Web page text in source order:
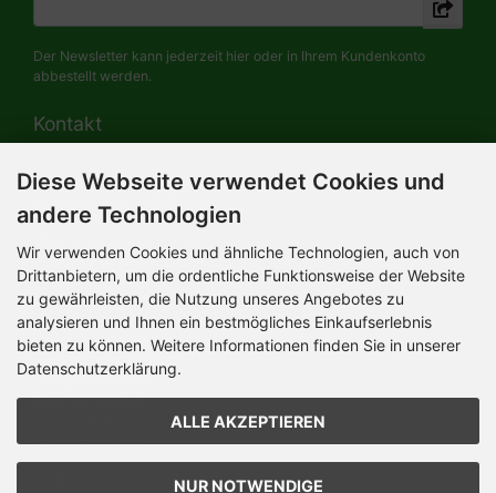
Der Newsletter kann jederzeit hier oder in Ihrem Kundenkonto
abbestellt werden.
Kontakt
HERMANN-Spielwaren GmbH
Werksverkauf / Postadresse:
Im Grund 9-11
Mo-Do 8.00 bis 16.30 Uhr
Bürozeiten:
Mo-Do 8.00 bis 16.30 Uhr
Fr 8.00 bis 12.30 Uhr
+49 (0) 09561 85900
info@hermann.de
Geschäftsführer
Martin Hermann
Handelsregister Amtsgericht Coburg
Diese Webseite verwendet Cookies und
andere Technologien
Wir verwenden Cookies und ähnliche Technologien, auch von
Drittanbietern, um die ordentliche Funktionsweise der Website
zu gewährleisten, die Nutzung unseres Angebotes zu
analysieren und Ihnen ein bestmögliches Einkaufserlebnis
bieten zu können. Weitere Informationen finden Sie in unserer
Datenschutzerklärung.
ALLE AKZEPTIEREN
NUR NOTWENDIGE